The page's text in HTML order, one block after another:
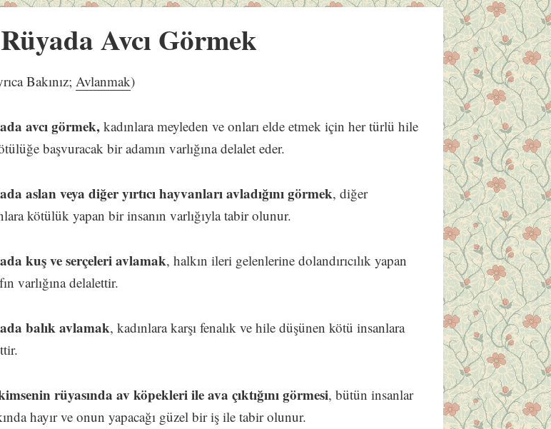
Rüyada Avcı Görmek
Bakınız;Avlanmak)
avcı görmek, kadınlara meyleden ve onları elde etmek için her türlü hile
başvuracak bir adamın varlığına delalet eder.
aslan veya diğer yırtıcı hayvanları avladığını görmek, diğer
kötülük yapan bir insanın varlığıyla tabir olunur.
kuş ve serçeleri avlamak, halkın ileri gelenlerine dolandırıcılık yapan
varlığına delalettir.
balık avlamak, kadınlara karşı fenalık ve hile düşünen kötü insanlara
rüyasında av köpekleri ile ava çıktığını görmesi, bütün insanlar
hayır ve onun yapacağı güzel bir iş ile tabir olunur.